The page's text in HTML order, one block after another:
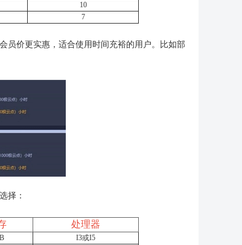
10
7
员价更实惠，适合使用时间充裕的用户。比如部
择：
处理器
I3或I5